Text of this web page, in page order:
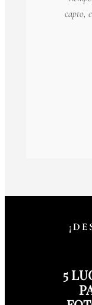
capto,
5